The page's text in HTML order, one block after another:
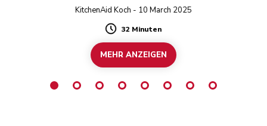
KitchenAid Koch - 10 March 2025
Duration
32 Minuten
MEHR ANZEIGEN